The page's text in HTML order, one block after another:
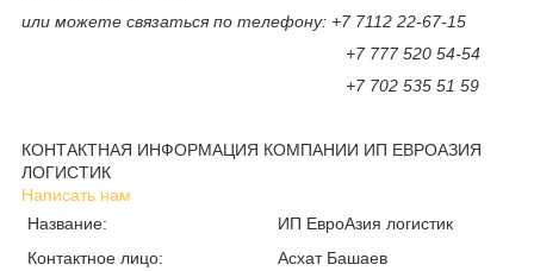
или можете связаться по телефону: +7 7112 22-67-15
+7 777 520 54-54
+7 702 535 51 59
КОНТАКТНАЯ ИНФОРМАЦИЯ КОМПАНИИ ИП ЕВРОАЗИЯ
ЛОГИСТИК
Написать нам
Название:
ИП ЕвроАзия логистик
Контактное лицо:
Асхат Башаев